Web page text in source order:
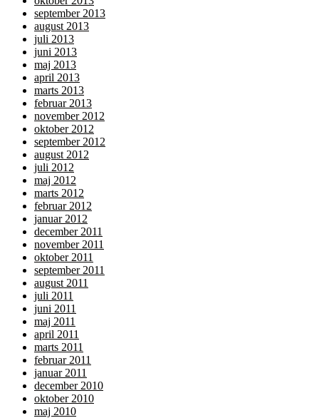
september 2013
august 2013
juli 2013
juni 2013
maj 2013
april 2013
marts 2013
februar 2013
november 2012
oktober 2012
september 2012
august 2012
juli 2012
maj 2012
marts 2012
februar 2012
januar 2012
december 2011
november 2011
oktober 2011
september 2011
august 2011
juli 2011
juni 2011
maj 2011
april 2011
marts 2011
februar 2011
januar 2011
december 2010
oktober 2010
maj 2010